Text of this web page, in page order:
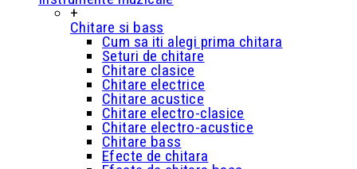
+
Chitare si bass
Cum sa iti alegi prima chitara
Seturi de chitare
Chitare clasice
Chitare electrice
Chitare acustice
Chitare electro-clasice
Chitare electro-acustice
Chitare bass
Efecte de chitara